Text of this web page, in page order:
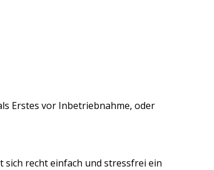
Erstes vor Inbetriebnahme, oder
sich recht einfach und stressfrei ein